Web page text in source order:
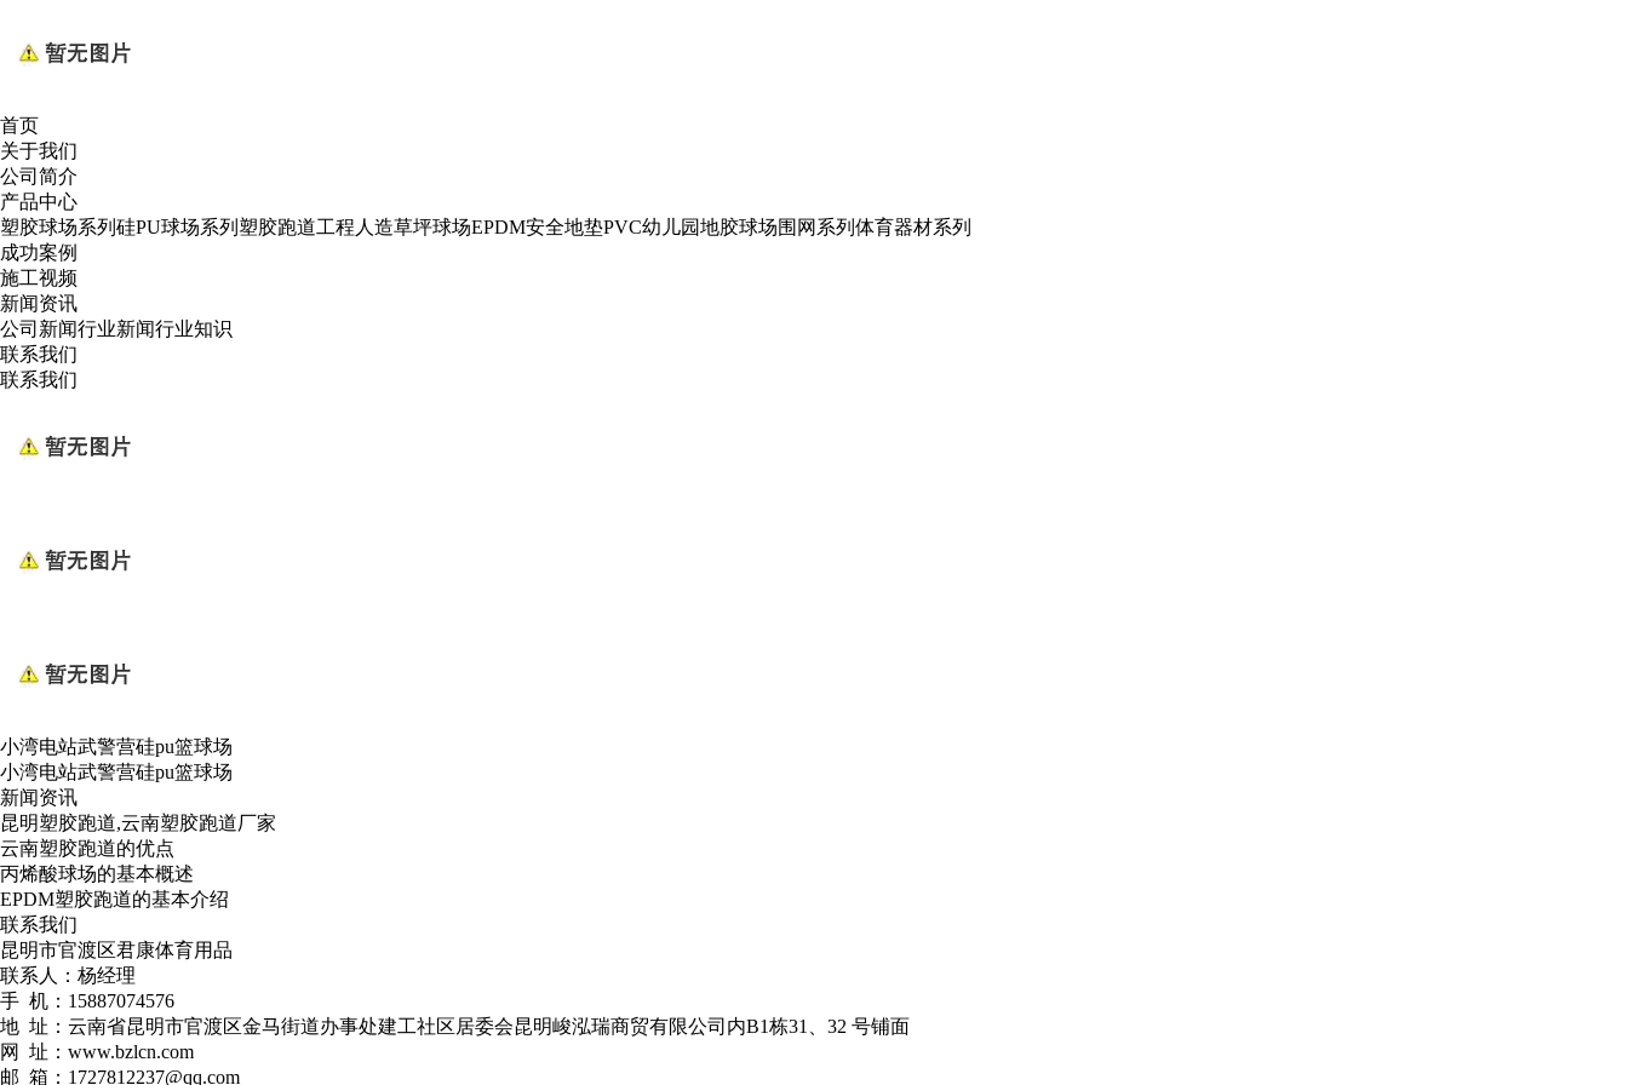
首页
关于我们
公司简介
产品中心
塑胶球场系列 硅PU球场系列 塑胶跑道工程 人造草坪球场EPDM安全地垫PVC幼儿园地胶球场围网系列 体育器材系列
成功案例
施工视频
新闻资讯
公司新闻行业新闻行业知识
联系我们
联系我们
小湾电站武警营硅pu篮球场
小湾电站武警营硅pu篮球场
新闻资讯
昆明塑胶跑道,云南塑胶跑道厂家
云南塑胶跑道的优点
丙烯酸球场的基本概述
EPDM塑胶跑道的基本介绍
联系我们
昆明市官渡区君康体育用品
联系人：杨经理
手 机：15887074576
地 址：云南省昆明市官渡区金马街道办事处建工社区居委会昆明峻泓瑞商贸有限公司内B1栋31、32 号铺面
网 址：www.bzlcn.com
邮 箱：1727812237@qq.com